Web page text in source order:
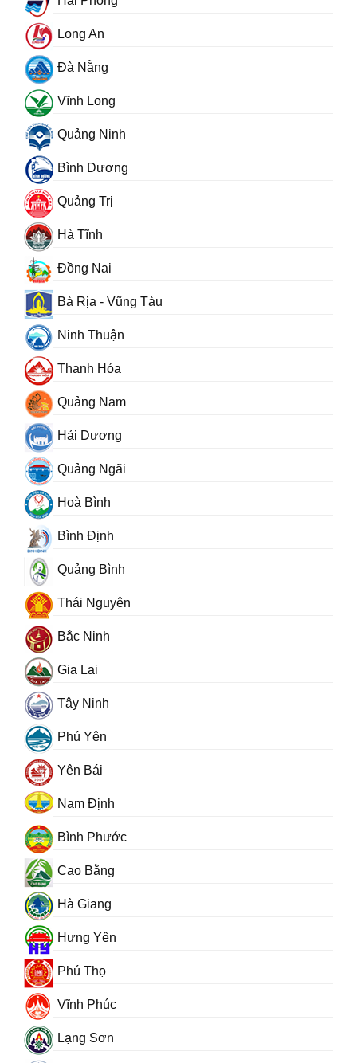
Long An
Đà Nẵng
Vĩnh Long
Quảng Ninh
Bình Dương
Quảng Trị
Hà Tĩnh
Đồng Nai
Bà Rịa - Vũng Tàu
Ninh Thuận
Thanh Hóa
Quảng Nam
Hải Dương
Quảng Ngãi
Hoà Bình
Bình Định
Quảng Bình
Thái Nguyên
Bắc Ninh
Gia Lai
Tây Ninh
Phú Yên
Yên Bái
Nam Định
Bình Phước
Cao Bằng
Hà Giang
Hưng Yên
Phú Thọ
Vĩnh Phúc
Lạng Sơn